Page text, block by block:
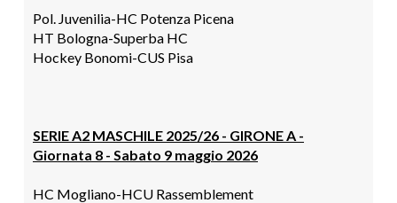
Pol. Juvenilia-HC Potenza Picena
HT Bologna-Superba HC
Hockey Bonomi-CUS Pisa
SERIE A2 MASCHILE 2025/26 - GIRONE A -
Giornata 8 - Sabato 9 maggio 2026
HC Mogliano-HCU Rassemblement